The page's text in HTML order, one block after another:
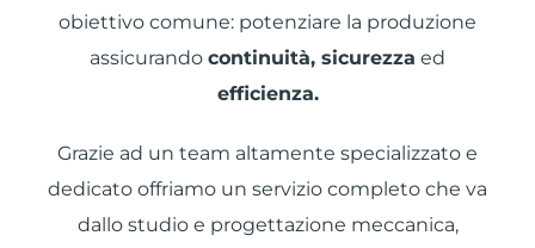
obiettivo comune: potenziare la produzione
assicurando continuità, sicurezza ed
efficienza.
Grazie ad un team altamente specializzato e
dedicato offriamo un servizio completo che va
dallo studio e progettazione meccanica,